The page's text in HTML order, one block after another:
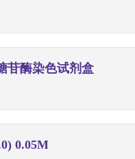
苷酶染色试剂盒
0.05M